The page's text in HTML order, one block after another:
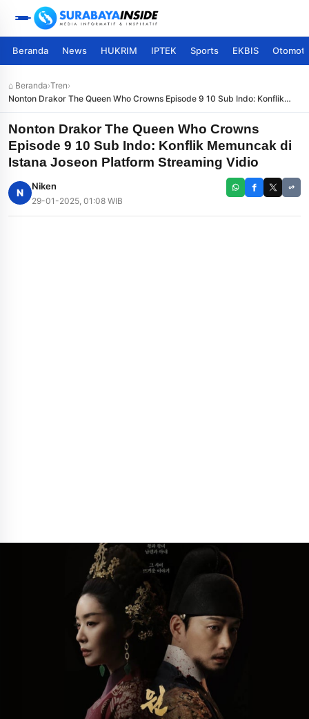
Beranda News HUKRIM IPTEK Sports EKBIS
⌂ Beranda›Tren›
Nonton Drakor The Queen Who Crowns Episode 9 10 Sub Indo: Konflik
Memuncak di Istana Joseon Platform Streaming Vidio
Nonton Drakor The Queen Who Crowns
Episode 9 10 Sub Indo: Konflik Memuncak di
Istana Joseon Platform Streaming Vidio
N
Niken
29-01-2025, 01:08 WIB